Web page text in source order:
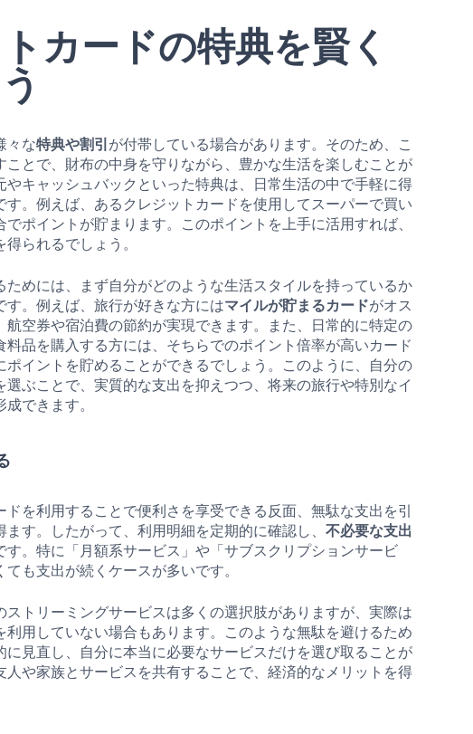
カードの特典を賢く
々な特典や割引 が付帯している場合があります。そのため、こ
ことで、財布の中身を守りながら、豊かな生活を楽しむことが
やキャッシュバックといった特典は、日常生活の中で手軽に得
す。例えば、あるクレジットカードを使用してスーパーで買い
ポイントが貯まります。このポイントを上手に活用すれば、
られるでしょう。
ためには、まず自分がどのような生活スタイルを持っているか
す。例えば、旅行が好きな方にはマイルが貯まるカードがオス
航空券や宿泊費の節約が実現できます。また、日常的に特定の
料品を購入する方には、そちらでのポイント倍率が高いカード
ポイントを貯めることができるでしょう。このように、自分の
選ぶことで、実質的な支出を抑えつつ、将来の旅行や特別なイ
できます。
ドを利用することで便利さを享受できる反面、無駄な支出を引
ます。したがって、利用明細を定期的に確認し、不必要な支出
す。特に「月額系サービス」や「サブスクリプションサービ
も支出が続くケースが多いです。
ストリーミングサービスは多くの選択肢がありますが、実際は
利用していない場合もあります。このような無駄を避けるため
に見直し、自分に本当に必要なサービスだけを選び取ることが
人や家族とサービスを共有することで、経済的なメリットを得